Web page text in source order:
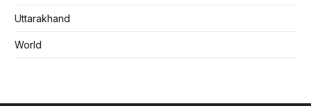
Uttarakhand
World